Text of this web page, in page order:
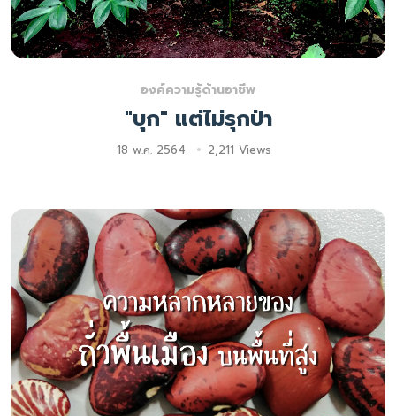
องค์ความรู้ด้านอาชีพ
"บุก" แต่ไม่รุกป่า
18 พ.ค. 2564 2,211 Views